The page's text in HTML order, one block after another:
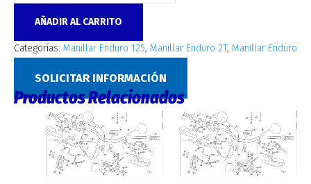
AÑADIR AL CARRITO
Categorías: Manillar Enduro 125, Manillar Enduro 2T, Manillar Enduro
SOLICITAR INFORMACIÓN
Productos Relacionados